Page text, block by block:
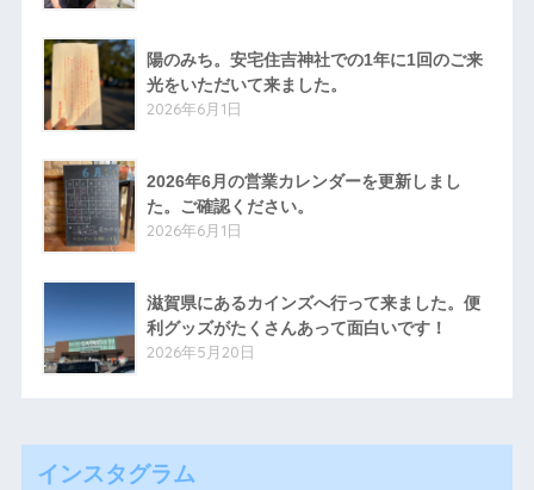
陽のみち。安宅住吉神社での1年に1回のご来
光をいただいて来ました。
2026年6月1日
2026年6月の営業カレンダーを更新しまし
た。ご確認ください。
2026年6月1日
滋賀県にあるカインズへ行って来ました。便
利グッズがたくさんあって面白いです！
2026年5月20日
インスタグラム